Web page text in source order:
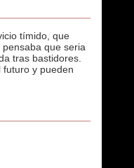
tímido, que
que seria
tras bastidores.
y pueden